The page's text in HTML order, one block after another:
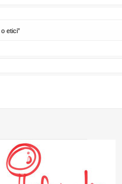
etici”